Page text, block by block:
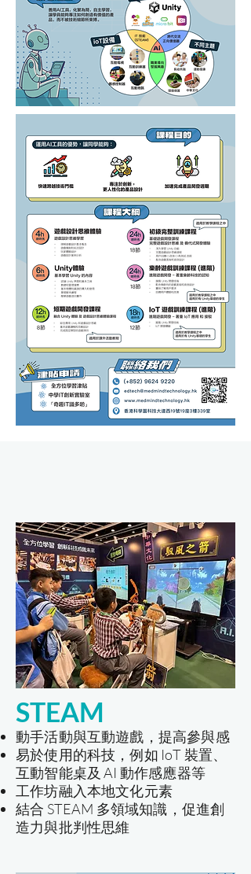
STEAM
動手活動與互動遊戲，提高參與感
易於使用的科技，例如 IoT 裝置、
互動智能桌及 AI 動作感應器等
工作坊融入本地文化元素
結合 STEAM 多領域知識，促進創
造力與批判性思維